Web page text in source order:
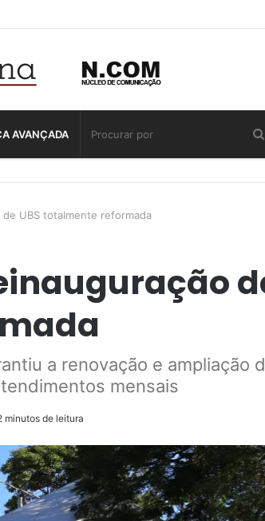
AVANÇADA
UBS totalmente reformada
a renovação e ampliação
mensais
minutos de leitura